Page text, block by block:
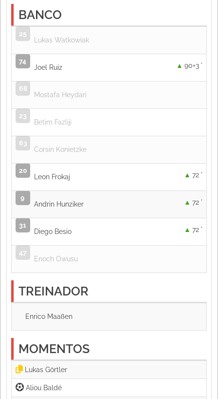
BANCO
25
Lukas Watkowiak
74
Joel Ruiz
90+3 '
68
Mostafa Heydari
23
Betim Fazliji
63
Corsin Konietzke
20
Leon Frokaj
72 '
9
Andrin Hunziker
72 '
31
Diego Besio
72 '
47
Enoch Owusu
TREINADOR
Enrico Maaßen
MOMENTOS